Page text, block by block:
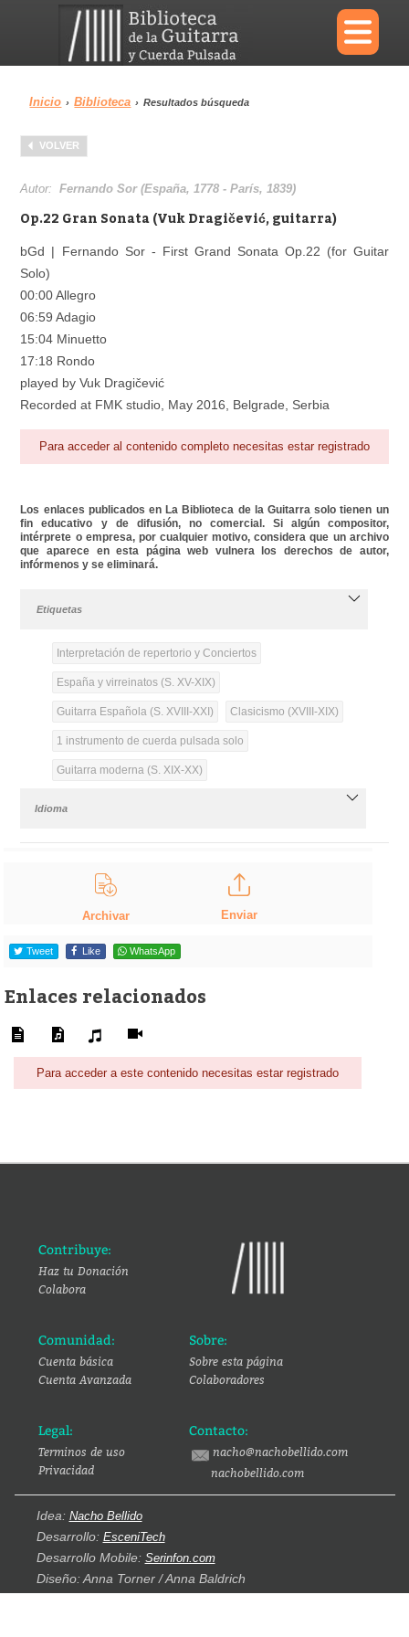
×
Menu
Biblioteca Diccionario
Inicio › Biblioteca › Resultados búsqueda
VOLVER
Autor:Fernando Sor (España, 1778 - París, 1839)
Op.22 Gran Sonata (Vuk Dragičević, guitarra)
bGd | Fernando Sor - First Grand Sonata Op.22 (for Guitar
Solo)
00:00 Allegro
06:59 Adagio
15:04 Minuetto
17:18 Rondo
played by Vuk Dragičević
Recorded at FMK studio, May 2016, Belgrade, Serbia
Para acceder al contenido completo necesitas estar registrado
Los enlaces publicados en La Biblioteca de la Guitarra solo tienen un
fin educativo y de difusión, no comercial. Si algún compositor,
intérprete o empresa, por cualquier motivo, considera que un archivo
que aparece en esta página web vulnera los derechos de autor,
infórmenos y se eliminará.
Etiquetas
Interpretación de repertorio y Conciertos
España y virreinatos (S. XV-XIX)
Guitarra Española (S. XVIII-XXI) Clasicismo (XVIII-XIX)
1 instrumento de cuerda pulsada solo
Guitarra moderna (S. XIX-XX)
Idioma
Archivar Enviar
Tweet Like WhatsApp
Enlaces relacionados
Para acceder a este contenido necesitas estar registrado
Contribuye:
Haz tu Donación
Colabora
Comunidad:
Cuenta básica
Cuenta Avanzada
Sobre:
Sobre esta página
Colaboradores
Legal:
Terminos de uso
Privacidad
Contacto:
nacho@nachobellido.com
nachobellido.com
Idea: Nacho Bellido
Desarrollo: EsceniTech
Desarrollo Mobile: Serinfon.com
Diseño: Anna Torner / Anna Baldrich